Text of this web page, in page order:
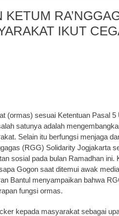
IKUT
(ormas) sesuai Ketentuan Pasal
satunya adalah
Selain itu berfungsi menjaga
(RGG) Solidarity Jogjakarta
sosial pada bulan Ramadhan
Gogon saat ditemui awak
Bantul menyampaikan bahwa
fungsi ormas.
kepada masyarakat sebagai